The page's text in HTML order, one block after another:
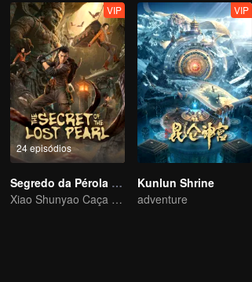
24 episódios
VIP
Segredo da Pérola Perdida
Xiao Shunyao Caça Tesouros para Quebrar a Maldição de Sangue
VIP
Kunlun Shrine
adventure